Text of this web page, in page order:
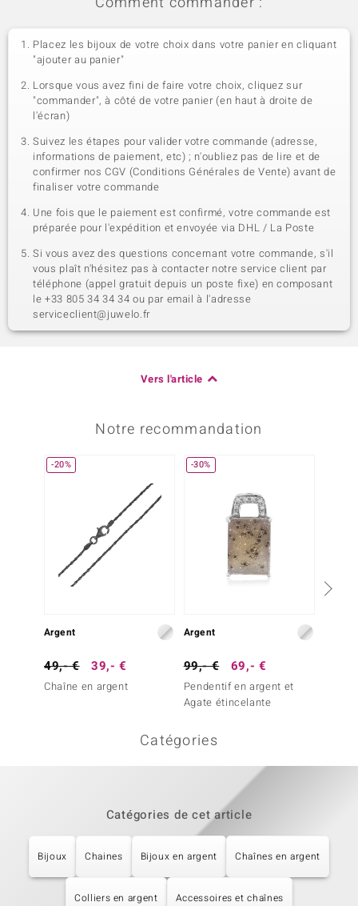
Placez les bijoux de votre choix dans votre panier en cliquant
"ajouter au panier"
Lorsque vous avez fini de faire votre choix, cliquez sur
"commander", à côté de votre panier (en haut à droite de
l'écran)
Suivez les étapes pour valider votre commande (adresse,
informations de paiement, etc) ; n'oubliez pas de lire et de
confirmer nos CGV (Conditions Générales de Vente) avant de
finaliser votre commande
Une fois que le paiement est confirmé, votre commande est
préparée pour l'expédition et envoyée via DHL / La Poste
Si vous avez des questions concernant votre commande, s'il
vous plaît n'hésitez pas à contacter notre service client par
téléphone (appel gratuit depuis un poste fixe) en composant
le +33 805 34 34 34 ou par email à l'adresse
serviceclient@juwelo.fr
Vers l'article
Notre recommandation
-20%
Argent
49,- € 39,- €
Chaîne en argent
-30%
Argent
99,- € 69,- €
Pendentif en argent et
Agate étincelante
Catégories
Catégories de cet article
Bijoux Chaines Bijoux en argent Chaînes en argent
Colliers en argent Accessoires et chaînes